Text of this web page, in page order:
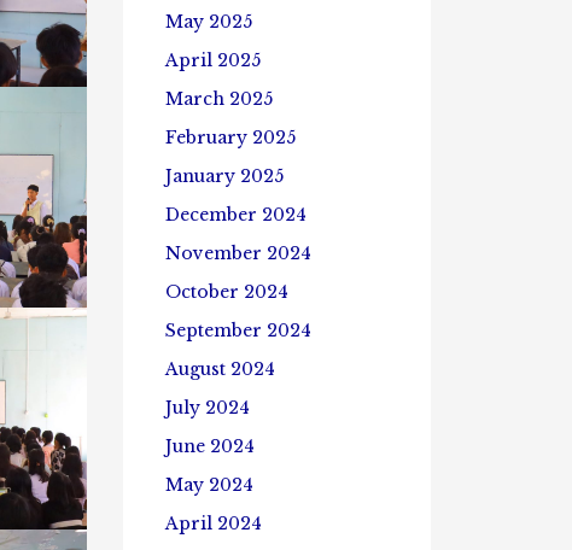
May 2025
April 2025
March 2025
February 2025
January 2025
December 2024
November 2024
October 2024
September 2024
August 2024
July 2024
June 2024
May 2024
April 2024